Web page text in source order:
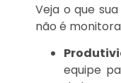
Veja o que
não é
equipe